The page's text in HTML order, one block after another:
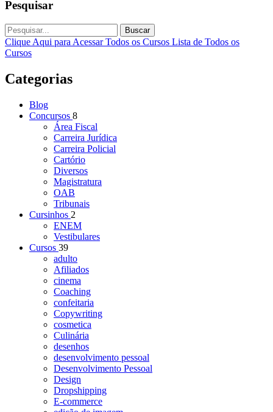
Pesquisar
Buscar
Clique Aqui para Acessar Todos os Cursos Lista de Todos os
Cursos
Categorias
Blog
Concursos 8
Área Fiscal
Carreira Jurídica
Carreira Policial
Cartório
Diversos
Magistratura
OAB
Tribunais
Cursinhos 2
ENEM
Vestibulares
Cursos 39
adulto
Afiliados
cinema
Coaching
confeitaria
Copywriting
cosmetica
Culinária
desenhos
desenvolvimento pessoal
Desenvolvimento Pessoal
Design
Dropshipping
E-commerce